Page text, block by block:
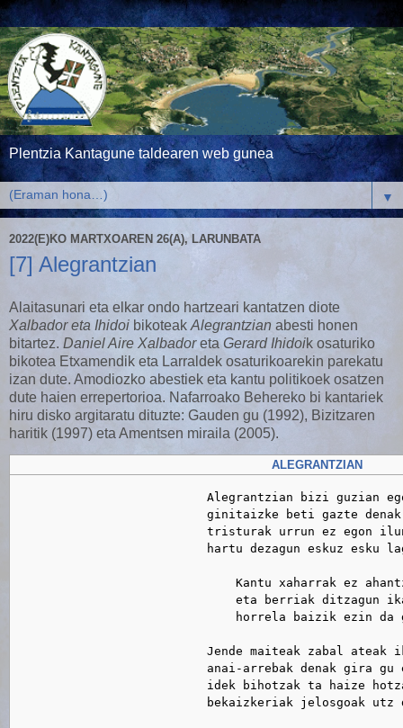
Plentzia Kantagune taldearen web gunea
▼
2022(E)KO MARTXOAREN 26(A), LARUNBATA
[7] Alegrantzian
Alaitasunari eta elkar ondo hartzeari kantatzen diote
Xalbador eta Ihidoi bikoteak Alegrantzian abesti honen
bitartez. Daniel Aire Xalbadoreta Gerard Ihidoik osaturiko
bikotea Etxamendik eta Larraldek osaturikoarekin parekatu
izan dute. Amodiozko abestiek eta kantu politikoek osatzen
dute haien errepertorioa. Nafarroako Behereko bi kantariek
hiru disko argitaratu dituzte: Gauden gu (1992), Bizitzaren
haritik (1997) eta Amentsen miraila (2005).
ALEGRANTZIAN
Alegrantzian bizi guzian
ginitaizke beti gazte
tristurak urrun ez egon
hartu dezagun eskuz esku
Kantu xaharrak ez
eta berriak ditzagun
horrela baizik ezin da
Jende maiteak zabal ateak
anai-arrebak denak gira gu
idek bihotzak ta haize
bekaizkeriak jelosgoak utz